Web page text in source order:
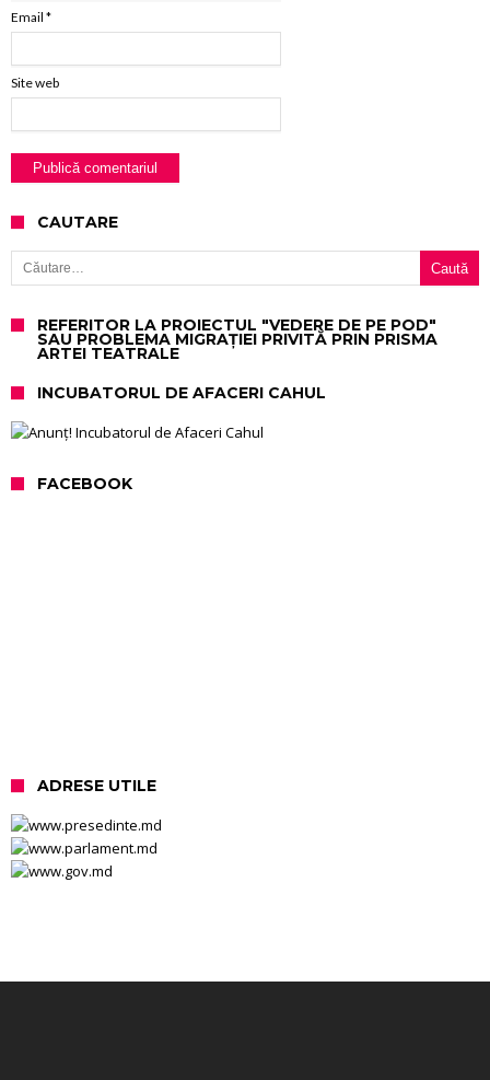
Email *
Site web
CAUTARE
Caută după:
REFERITOR LA PROIECTUL "VEDERE DE PE POD"
SAU PROBLEMA MIGRAȚIEI PRIVITĂ PRIN PRISMA
ARTEI TEATRALE
INCUBATORUL DE AFACERI CAHUL
FACEBOOK
ADRESE UTILE